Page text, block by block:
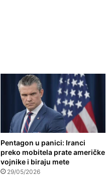
Pentagon u panici: Iranci
preko mobitela prate američke
vojnike i biraju mete
29/05/2026